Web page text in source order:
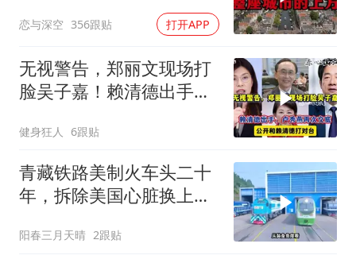
恋与深空 356跟贴 打开APP
无视警告，郑丽文现场打
脸吴子嘉！赖清德出手，
健身狂人 6跟贴
青藏铁路美制火车头二十
年，拆除美国心脏换上绿
阳春三月天晴 2跟贴